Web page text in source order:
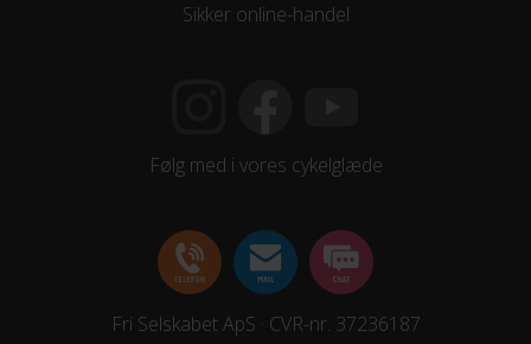
Sikker online-handel
Følg med i vores cykelglæde
Fri Selskabet ApS · CVR-nr. 37236187